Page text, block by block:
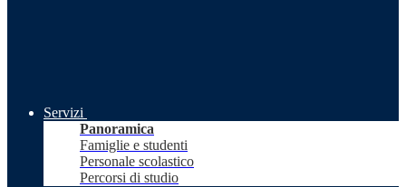
Servizi
Panoramica
Famiglie e studenti
Personale scolastico
Percorsi di studio